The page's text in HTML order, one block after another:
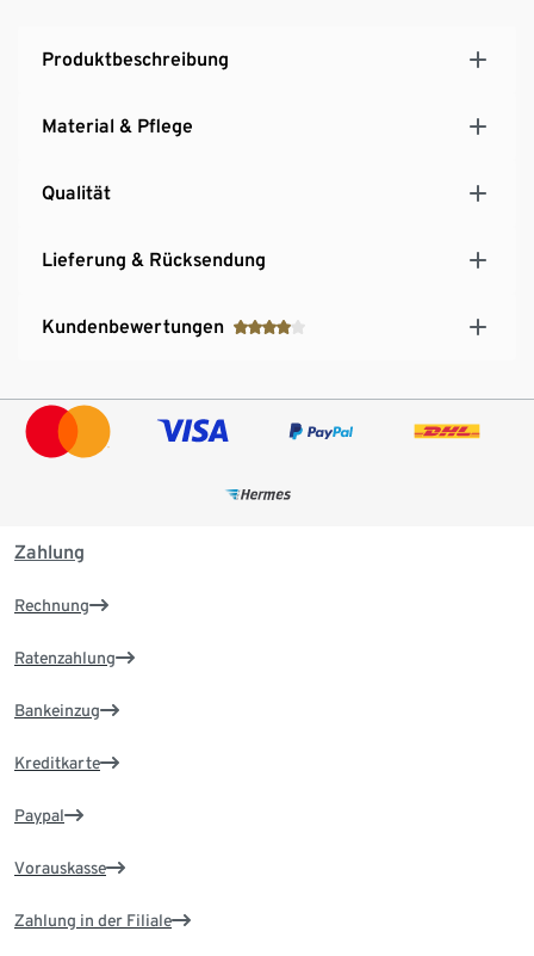
Produktbeschreibung
Material & Pflege
Qualität
Lieferung & Rücksendung
Kundenbewertungen
Zahlung
Rechnung
Ratenzahlung
Bankeinzug
Kreditkarte
Paypal
Vorauskasse
Zahlung in der Filiale